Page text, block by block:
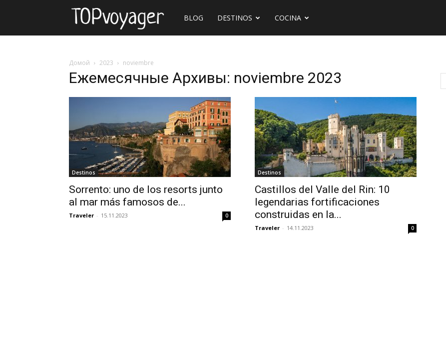
Sitio
de
viajes
BLOG DESTINOS COCINA
Домой 2023 noviembre
Ежемесячные Архивы: noviembre 2023
Destinos
Sorrento: uno de los resorts junto
al mar más famosos de...
Traveler - 15.11.2023 0
Destinos
Castillos del Valle del Rin: 10
legendarias fortificaciones
construidas en la...
Traveler - 14.11.2023 0